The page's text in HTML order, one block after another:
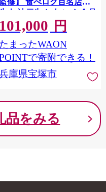
監修】 食べログ百名店
牛肉 神戸牛 お肉 にく 食品
兵庫産 人気 おすすめ 送料
料 ギフト
101,000 円
たまったWAON
で寄附できる！
庫県宝塚市
品をみる